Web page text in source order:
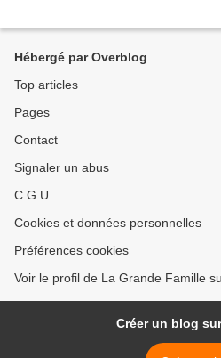
Hébergé par Overblog
Top articles
Pages
Contact
Signaler un abus
C.G.U.
Cookies et données personnelles
Préférences cookies
Voir le profil de La Grande Famille
Créer un blog